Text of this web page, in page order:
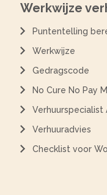
Werkwijze
Puntentelling
Werkwijze
Gedragscode
No Cure No Pay
Verhuurspecialist
Verhuuradvies
Checklist voor